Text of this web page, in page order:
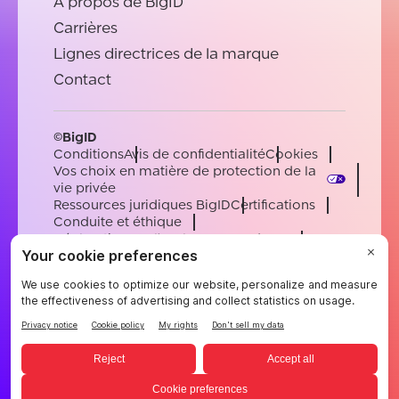
Carrières
Lignes directrices de la marque
Contact
©BigID
ConditionsAvis de confidentialitéCookies
Vos choix en matière de protection de la
vie privée
Ressources juridiques BigIDCertifications
Conduite et éthique
Déclaration sur l'esclavage moderne
Sous-processeursSoutien
EnglishGermanFrenchSpanishPortuguese